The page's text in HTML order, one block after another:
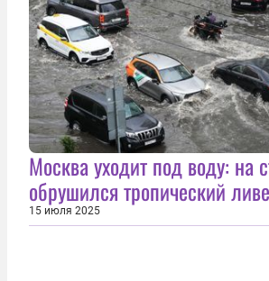
Москва уходит под воду: на
обрушился тропический
15 июля 2025